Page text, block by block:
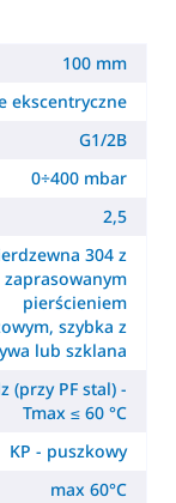
100 mm
ekscentryczne
G1/2B
0÷400 mbar
2,5
304 z
zaprasowanym
pierścieniem
szybka z
lub szklana
(przy PF stal) -
Tmax ≤ 60 °C
KP - puszkowy
max 60°C